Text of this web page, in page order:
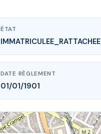
ÉTAT
IMMATRICULEE_RATTACHEE
DATE RÈGLEMENT
01/01/1901